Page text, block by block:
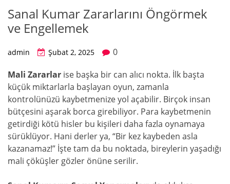
Sanal Kumar Zararlarını Öngörmek
ve Engellemek
admin Şubat 2, 2025
0
Mali Zararlar ise başka bir can alıcı nokta. İlk başta
küçük miktarlarla başlayan oyun, zamanla
kontrolünüzü kaybetmenize yol açabilir. Birçok insan
bütçesini aşarak borca girebiliyor. Para kaybetmenin
getirdiği kötü hisler bu kişileri daha fazla oynamaya
sürüklüyor. Hani derler ya, “Bir kez kaybeden asla
kazanamaz!” İşte tam da bu noktada, bireylerin yaşadığı
mali çöküşler gözler önüne serilir.